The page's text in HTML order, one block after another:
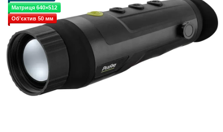
Матриця 640×512
Об'єктив 50 мм